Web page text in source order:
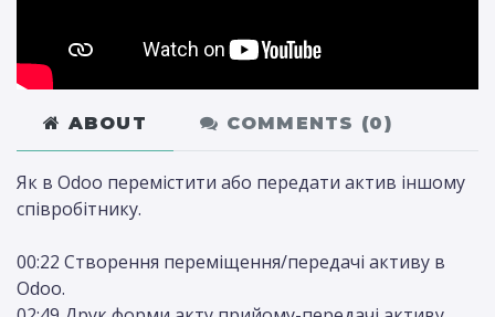
ABOUT COMMENTS (0)
Як в Odoo перемістити або передати актив іншому
співробітнику.
00:22 Створення переміщення/передачі активу в
Odoo.